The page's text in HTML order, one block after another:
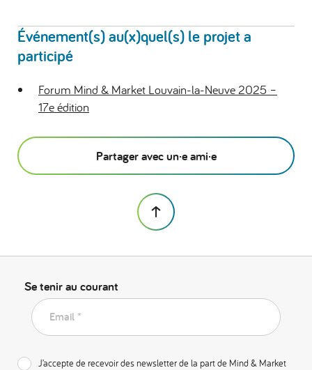
Événement(s) au(x)quel(s) le projet a
participé
Forum Mind & Market Louvain-la-Neuve 2025 –
17e édition
Partager avec un·e ami·e
Se tenir au courant
Email *
J’accepte de recevoir des newsletter de la part de Mind & Market